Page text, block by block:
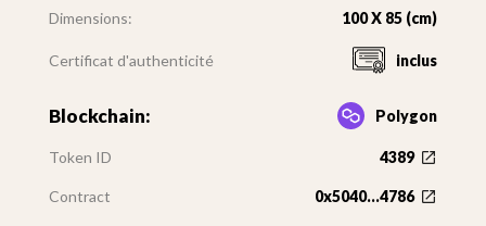
Dimensions: 100 X 85 (cm)
Certificat d'authenticité inclus
Blockchain: Polygon
Token ID 4389
Contract 0x5040...4786